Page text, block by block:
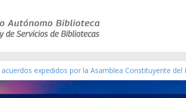
expedidos por la Asamblea Constituyente del
gráfico]
[material gráfico]